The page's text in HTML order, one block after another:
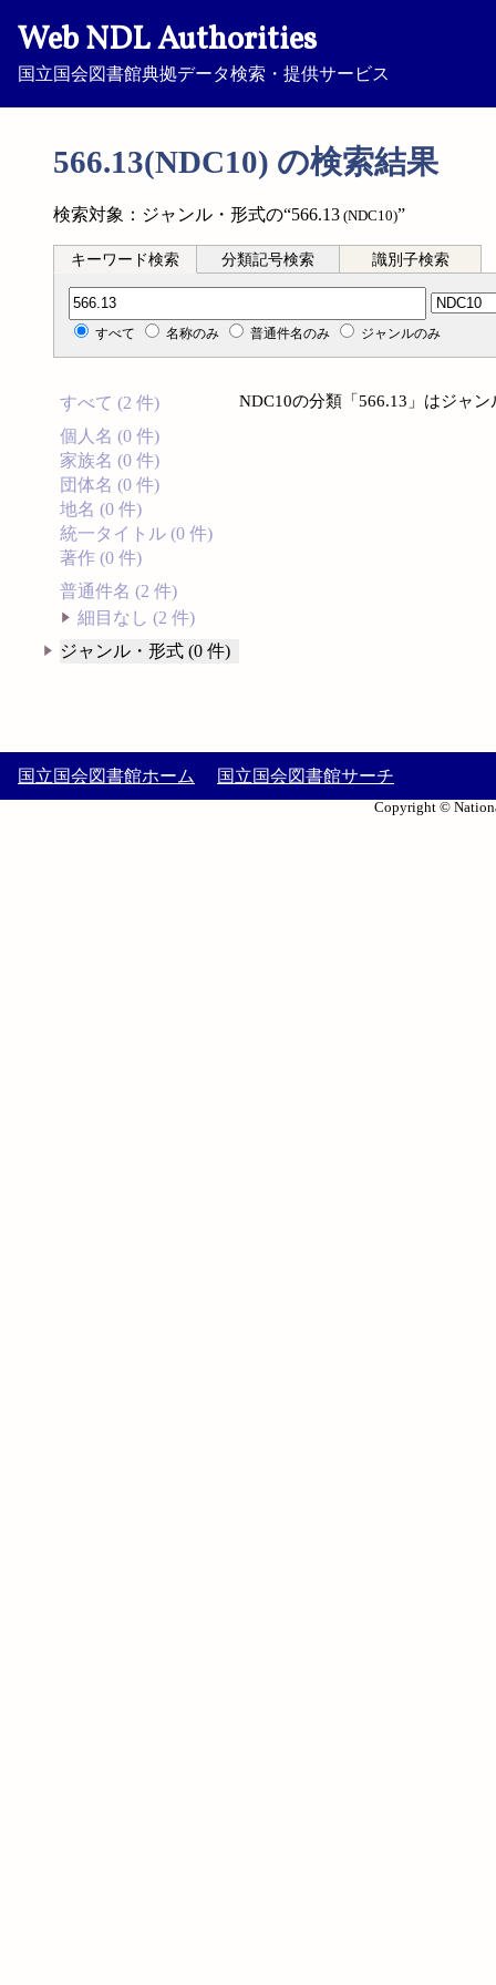
Web NDL Authorities
国立国会図書館典拠データ検索・提供サービス
566.13(NDC10) の検索結果
検索対象：ジャンル・形式の“566.13 (NDC10)”
キーワード検索 分類記号検索 識別子検索
分類記号検索
すべて 名称のみ 普通件名のみ ジャンルのみ
すべて (2 件)
個人名 (0 件)
家族名 (0 件)
団体名 (0 件)
地名 (0 件)
統一タイトル (0 件)
著作 (0 件)
普通件名 (2 件)
細目なし (2 件)
ジャンル・形式 (0 件)
NDC10の分類「566.13」はジャ
国立国会図書館ホーム 国立国会図書館サーチ
Copyright ©